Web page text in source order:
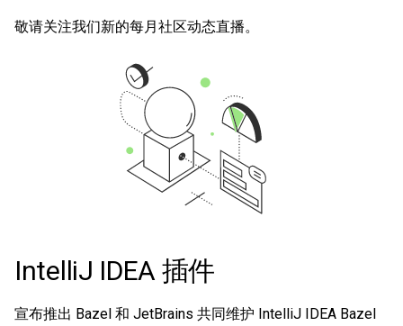
敬请关注我们新的每月社区动态直播。
IntelliJ IDEA 插件
宣布推出 Bazel 和 JetBrains 共同维护 IntelliJ IDEA Bazel